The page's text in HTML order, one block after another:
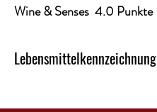
Wine & Senses 4.0 Punkte
Lebensmittelkennzeichnung